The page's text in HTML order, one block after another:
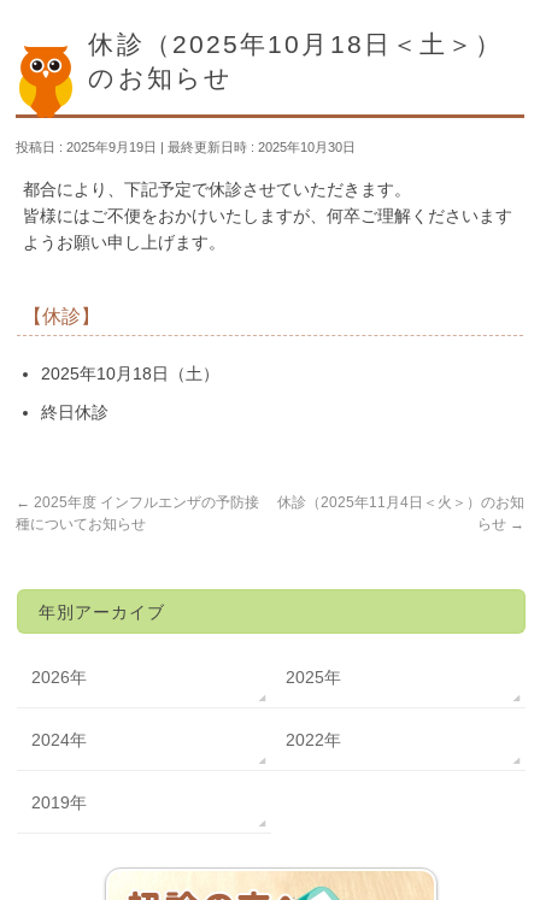
休診（2025年10月18日＜土＞）
のお知らせ
投稿日 : 2025年9月19日 最終更新日時 : 2025年10月30日
都合により、下記予定で休診させていただきます。
皆様にはご不便をおかけいたしますが、何卒ご理解くださいます
ようお願い申し上げます。
【休診】
2025年10月18日（土）
終日休診
← 2025年度 インフルエンザの予防接
種についてお知らせ
休診（2025年11月4日＜火＞）のお知
らせ →
年別アーカイブ
2026年 2025年
2024年 2022年
2019年